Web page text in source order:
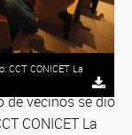
CCT CONICET La
Las
en
de vecinos se dio
CONICET La